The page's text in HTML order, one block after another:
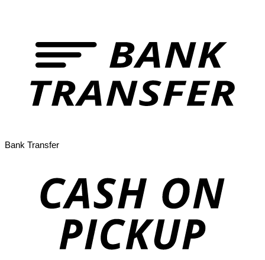
Bank Transfer